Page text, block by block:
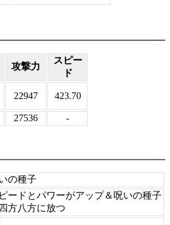
攻撃力
スピー
ド
22947 423.70
27536 -
の種子
ードとパワーがアップ＆呪いの種子
方八方に放つ